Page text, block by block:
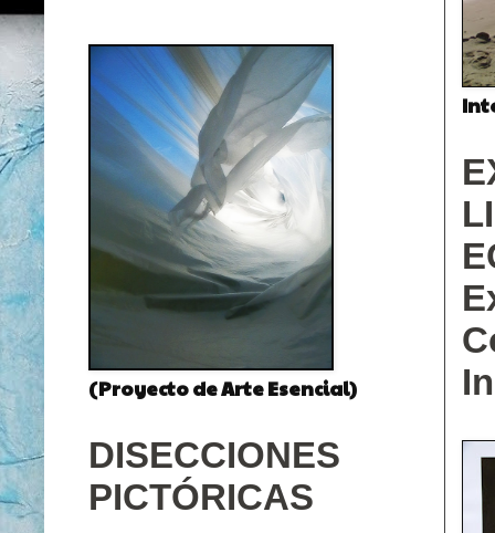
(Proyecto de Arte Esencial)
DISECCIONES
PICTÓRICAS